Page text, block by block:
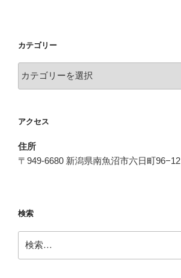
カテゴリー
テ
ー
アクセス
住所
〒949-6680 新潟県南魚沼市六日町96−12
検索
索: